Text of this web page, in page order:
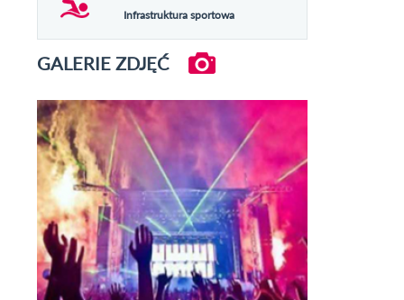
Infrastruktura sportowa
GALERIE ZDJĘĆ